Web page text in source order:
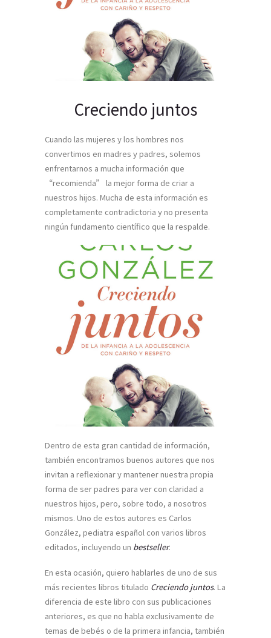
Creciendo juntos
Cuando las mujeres y los hombres nos
convertimos en madres y padres, solemos
enfrentarnos a mucha información que
“recomienda” la mejor forma de criar a
nuestros hijos. Mucha de esta información es
completamente contradictoria y no presenta
ningún fundamento científico que la respalde.
Dentro de esta gran cantidad de información,
también encontramos buenos autores que nos
invitan a reflexionar y mantener nuestra propia
forma de ser padres para ver con claridad a
nuestros hijos, pero, sobre todo, a nosotros
mismos. Uno de estos autores es Carlos
González, pediatra español con varios libros
editados, incluyendo un bestseller.
En esta ocasión, quiero hablarles de uno de sus
más recientes libros titulado Creciendo juntos. La
diferencia de este libro con sus publicaciones
anteriores, es que no habla exclusivamente de
temas de bebés o de la primera infancia, también